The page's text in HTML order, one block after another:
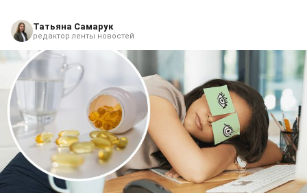
Татьяна Самарук
редактор ленты новостей